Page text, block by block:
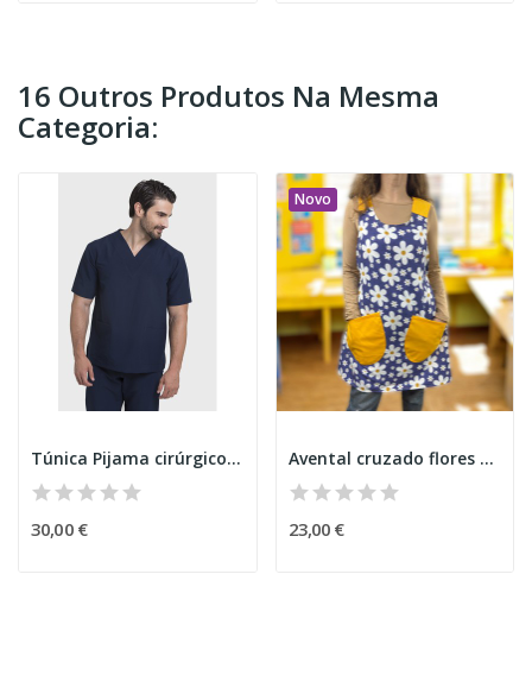
16 Outros Produtos Na Mesma
Categoria:
Túnica Pijama cirúrgico Granada Marinho
30,00 €
Novo
Avental cruzado flores Azul
23,00 €